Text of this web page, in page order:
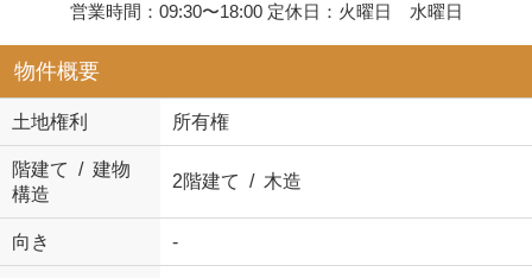
営業時間：09:30〜18:00 定休日：火曜日 水曜日
物件概要
土地権利 所有権
階建て / 建物
構造
2階建て / 木造
向き -